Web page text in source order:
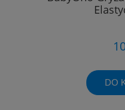
DO